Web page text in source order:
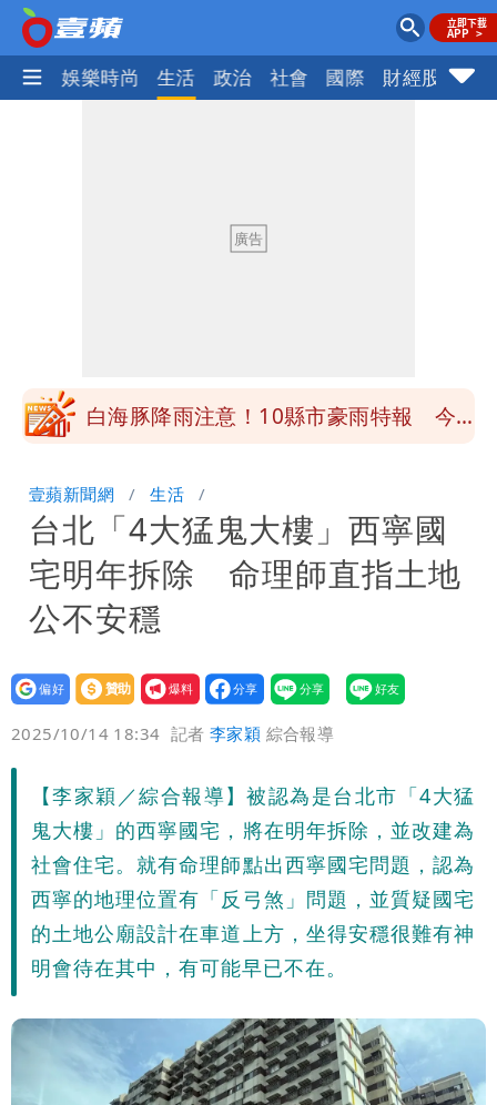
熱門 娛樂時尚 生活 政治 社會 國際 財經股市
晚至明下午受影響
颱風假來了！連江縣宣布明天停班課 海
Cheap：愛台灣只是發財的口號
白海豚降雨注意！10縣市豪雨特報 今
空交通全數停航
壹蘋新聞網 生活
台北「4大猛鬼大樓」西寧國
宅明年拆除 命理師直指土地
公不安穩
設為
贊助
我要
爆料
2025/10/14 18:34 記者李家穎 綜合報導
【李家穎／綜合報導】被認為是台北市「4大猛
鬼大樓」的西寧國宅，將在明年拆除，並改建為
社會住宅。就有命理師點出西寧國宅問題，認為
西寧的地理位置有「反弓煞」問題，並質疑國宅
的土地公廟設計在車道上方，坐得安穩很難有神
明會待在其中，有可能早已不在。